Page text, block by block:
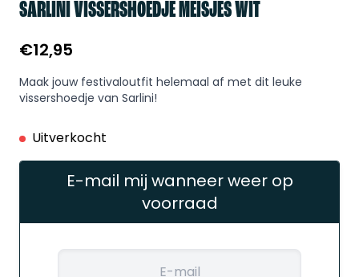
SARLINI VISSERSHOEDJE MEISJES WIT
€12,95
Maak jouw festivaloutfit helemaal af met dit leuke
vissershoedje van Sarlini!
Uitverkocht
E-mail mij wanneer weer op
voorraad